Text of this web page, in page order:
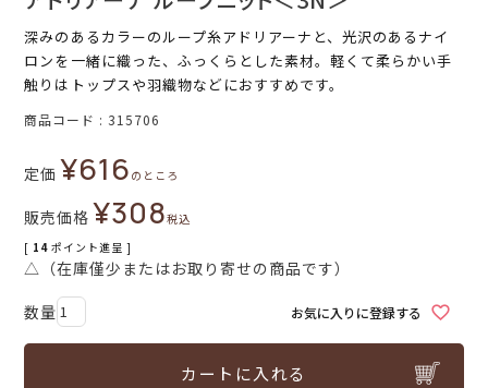
深みのあるカラーのループ糸アドリアーナと、光沢のあるナイ
ロンを一緒に織った、ふっくらとした素材。軽くて柔らかい手
触りはトップスや羽織物などにおすすめです。
商品コード 315706
定価 ¥616 のところ
販売価格 ¥308税込
[ 14 ポイント進呈 ]
△（在庫僅少またはお取り寄せの商品です）
お気に入りに登録する
カートに入れる